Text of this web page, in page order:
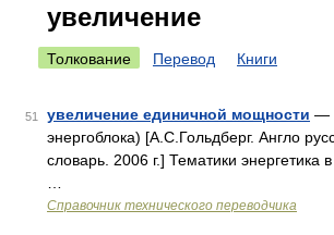
увеличение
Толкование Перевод Книги
51 увеличение единичной мощности —
энергоблока) [А.С.Гольдберг. Англо
словарь. 2006 г.] Тематики энергетика
Справочник технического переводчика